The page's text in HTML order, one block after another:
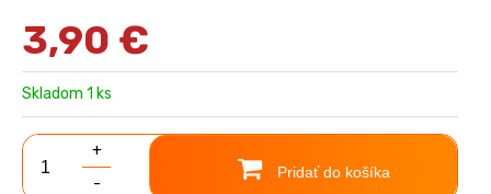
3,90 €
Skladom 1 ks
+
-
Pridať do košíka